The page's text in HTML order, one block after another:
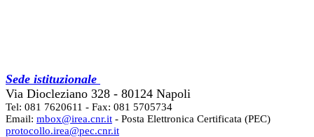
Sede istituzionale
Via Diocleziano 328 - 80124 Napoli
Tel: 081 7620611 - Fax: 081 5705734
Email: mbox@irea.cnr.it - Posta Elettronica Certificata (PEC)
protocollo.irea@pec.cnr.it